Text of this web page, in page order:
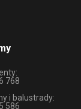
768
i balustrady:
586